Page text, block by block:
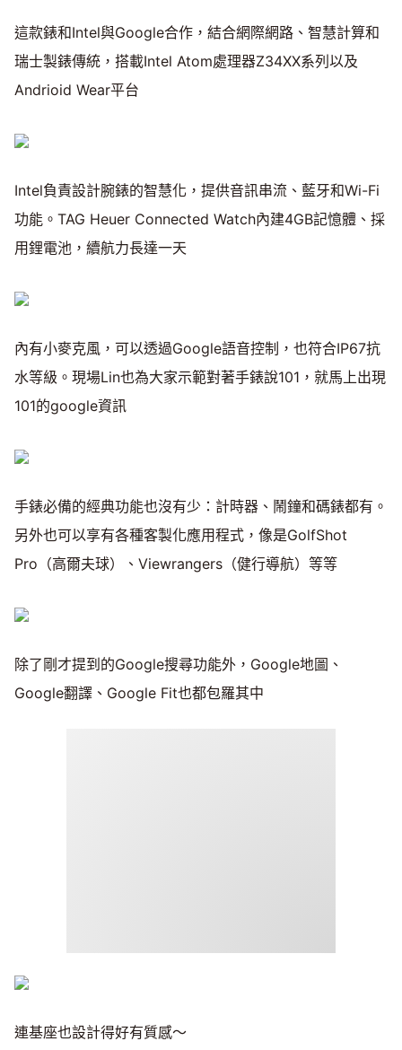
這款錶和Intel與Google合作，結合網際網路、智慧計算和
瑞士製錶傳統，搭載Intel Atom處理器Z34XX系列以及
Andrioid Wear平台
Intel負責設計腕錶的智慧化，提供音訊串流、藍牙和Wi-Fi
功能。TAG Heuer Connected Watch內建4GB記憶體、採
用鋰電池，續航力長達一天
內有小麥克風，可以透過Google語音控制，也符合IP67抗
水等級。現場Lin也為大家示範對著手錶說101，就馬上出現
101的google資訊
手錶必備的經典功能也沒有少：計時器、鬧鐘和碼錶都有。
另外也可以享有各種客製化應用程式，像是GolfShot
Pro（高爾夫球）、Viewrangers（健行導航）等等
除了剛才提到的Google搜尋功能外，Google地圖、
Google翻譯、Google Fit也都包羅其中
連基座也設計得好有質感～